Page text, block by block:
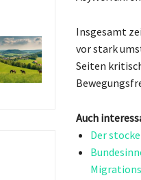
Insgesamt
vor stark
Seiten
Auch
Der